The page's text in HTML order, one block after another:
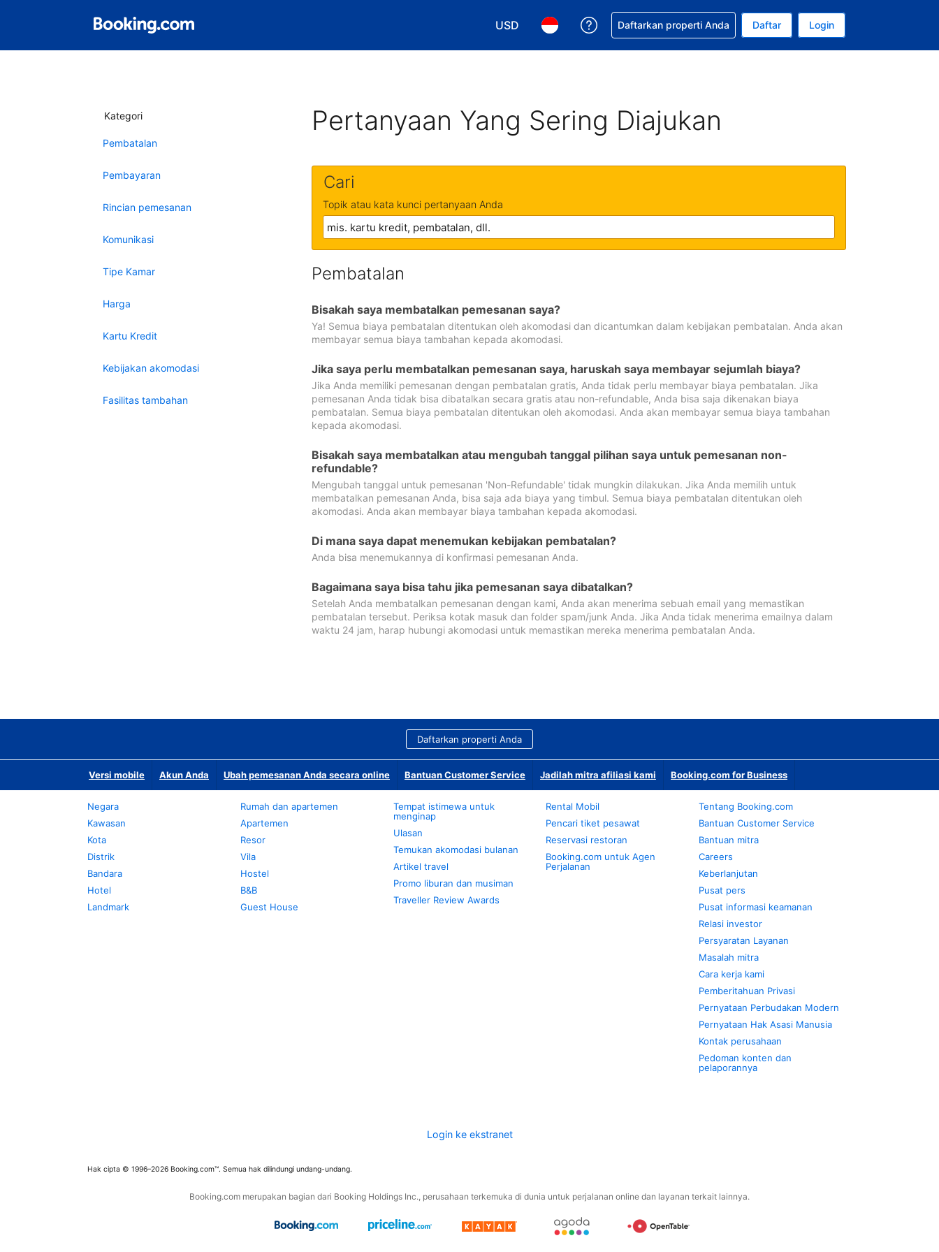
USD
Pilih mata uang Anda. Mata uang Anda saat ini adalah Dolar Amerika Serikat
Pilih bahasa Anda. Bahasa Anda saat ini adalah Bahasa Indonesia
Dapatkan bantuan untuk pemesanan Anda
Daftarkan properti Anda Daftar Login
Kategori
Pembatalan
Pembayaran
Rincian pemesanan
Komunikasi
Tipe Kamar
Harga
Kartu Kredit
Kebijakan akomodasi
Fasilitas tambahan
Pertanyaan Yang Sering Diajukan
Cari
Topik atau kata kunci pertanyaan Anda
Pembatalan
Bisakah saya membatalkan pemesanan saya?
Ya! Semua biaya pembatalan ditentukan oleh akomodasi dan dicantumkan dalam kebijakan pembatalan. Anda akan
membayar semua biaya tambahan kepada akomodasi.
Jika saya perlu membatalkan pemesanan saya, haruskah saya membayar sejumlah biaya?
Jika Anda memiliki pemesanan dengan pembatalan gratis, Anda tidak perlu membayar biaya pembatalan. Jika
pemesanan Anda tidak bisa dibatalkan secara gratis atau non-refundable, Anda bisa saja dikenakan biaya
pembatalan. Semua biaya pembatalan ditentukan oleh akomodasi. Anda akan membayar semua biaya tambahan
kepada akomodasi.
Bisakah saya membatalkan atau mengubah tanggal pilihan saya untuk pemesanan non-
refundable?
Mengubah tanggal untuk pemesanan 'Non-Refundable' tidak mungkin dilakukan. Jika Anda memilih untuk
membatalkan pemesanan Anda, bisa saja ada biaya yang timbul. Semua biaya pembatalan ditentukan oleh
akomodasi. Anda akan membayar biaya tambahan kepada akomodasi.
Di mana saya dapat menemukan kebijakan pembatalan?
Anda bisa menemukannya di konfirmasi pemesanan Anda.
Bagaimana saya bisa tahu jika pemesanan saya dibatalkan?
Setelah Anda membatalkan pemesanan dengan kami, Anda akan menerima sebuah email yang memastikan
pembatalan tersebut. Periksa kotak masuk dan folder spam/junk Anda. Jika Anda tidak menerima emailnya dalam
waktu 24 jam, harap hubungi akomodasi untuk memastikan mereka menerima pembatalan Anda.
Daftarkan properti Anda
Versi mobile Akun Anda Ubah pemesanan Anda secara online Bantuan Customer Service Jadilah mitra afiliasi kami Booking.com for Business
Negara
Kawasan
Kota
Distrik
Bandara
Hotel
Landmark
Rumah dan apartemen
Apartemen
Resor
Vila
Hostel
B&B
Guest House
Tempat istimewa untuk
menginap
Ulasan
Temukan akomodasi bulanan
Artikel travel
Promo liburan dan musiman
Traveller Review Awards
Rental Mobil
Pencari tiket pesawat
Reservasi restoran
Booking.com untuk Agen
Perjalanan
Tentang Booking.com
Bantuan Customer Service
Bantuan mitra
Careers
Keberlanjutan
Pusat pers
Pusat informasi keamanan
Relasi investor
Persyaratan Layanan
Masalah mitra
Cara kerja kami
Pemberitahuan Privasi
Pernyataan Perbudakan Modern
Pernyataan Hak Asasi Manusia
Kontak perusahaan
Pedoman konten dan
pelaporannya
Login ke ekstranet
Hak cipta © 1996–2026 Booking.com™. Semua hak dilindungi undang-undang.
Booking.com merupakan bagian dari Booking Holdings Inc., perusahaan terkemuka di dunia untuk perjalanan online dan layanan terkait lainnya.